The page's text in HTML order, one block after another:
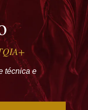
técnica e